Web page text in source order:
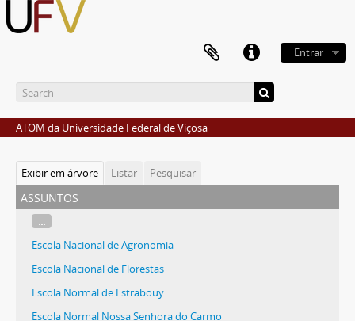
Entrar
ATOM da Universidade Federal de Viçosa
Exibir em árvore Listar Pesquisar
assuntos
...
Escola Nacional de Agronomia
Escola Nacional de Florestas
Escola Normal de Estrabouy
Escola Normal Nossa Senhora do Carmo